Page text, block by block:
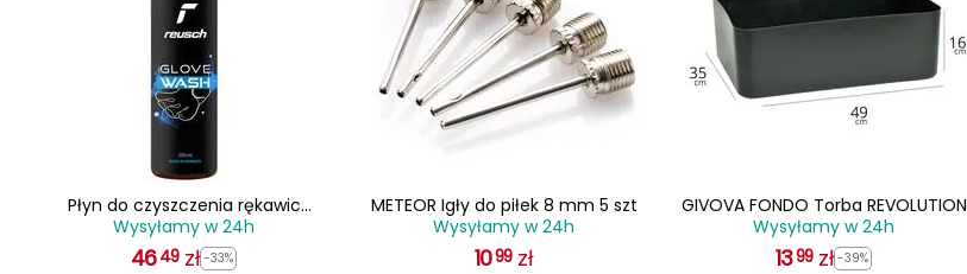
Płyn do czyszczenia rękawic
bramkarskich REUSCH Glove Wash
Wysyłamy w 24h
4649 zł -33%
METEOR Igły do piłek 8 mm 5 szt
Wysyłamy w 24h
1099 zł
GIVOVA FONDO Torba REVOLUTION
RIGIDO czarna
Wysyłamy w 24h
1399 zł -39%